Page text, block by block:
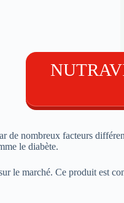
de nombreux facteurs
le diabète.
le marché. Ce produit est